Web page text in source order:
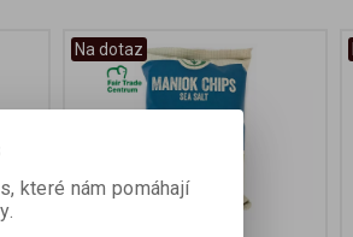
Na dotaz
které nám pomáhají